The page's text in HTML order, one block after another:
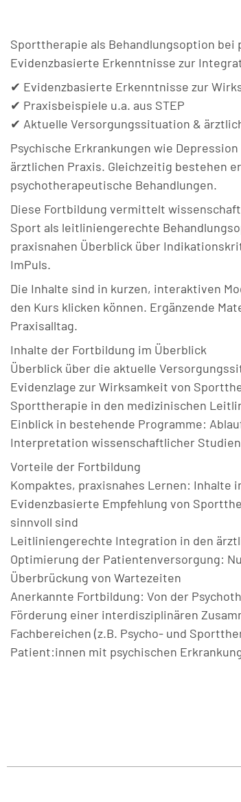
Sporttherapie als Behandlungsoption bei
Evidenzbasierte Erkenntnisse zur
✔ Evidenzbasierte Erkenntnisse zur
✔ Praxisbeispiele u.a. aus STEP
✔ Aktuelle Versorgungssituation &
Psychische Erkrankungen wie
ärztlichen Praxis. Gleichzeitig bestehen
psychotherapeutische Behandlungen.
Diese Fortbildung vermittelt
Sport als leitliniengerechte
praxisnahen Überblick über
ImPuls.
Die Inhalte sind in kurzen, interaktiven
den Kurs klicken können. Ergänzende
Praxisalltag.
Inhalte der Fortbildung im Überblick
Überblick über die aktuelle
Evidenzlage zur Wirksamkeit von
Sporttherapie in den medizinischen
Einblick in bestehende Programme:
Interpretation wissenschaftlicher
Vorteile der Fortbildung
Kompaktes, praxisnahes Lernen: Inhalte
Evidenzbasierte Empfehlung von
sinnvoll sind
Leitliniengerechte Integration in den
Optimierung der Patientenversorgung:
Überbrückung von Wartezeiten
Anerkannte Fortbildung: Von der
Förderung einer interdisziplinären
Fachbereichen (z.B. Psycho- und
Patient:innen mit psychischen